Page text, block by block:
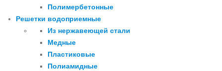
Полимербетонные
Решетки водоприемные
Из нержавеющей стали
Медные
Пластиковые
Полиамидные